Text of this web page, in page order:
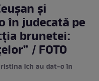
și
în judecată pe
brunetei:
/ FOTO
Ich au dat-o în